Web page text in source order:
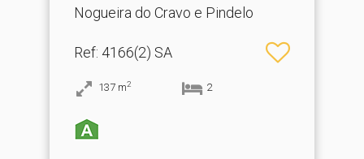
Nogueira do Cravo e Pindelo
Ref: 4166(2) SA
137 m2 2